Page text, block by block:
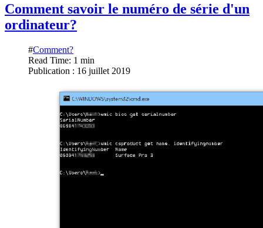
Comment savoir le numéro de série d'un
ordinateur?
#Comment?
Read Time: 1 min
Publication : 16 juillet 2019